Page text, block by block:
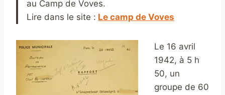
au Camp de Voves.
Lire dans le site : Le camp de Voves
Le 16 avril
1942, à 5 h
50, un
groupe de 60